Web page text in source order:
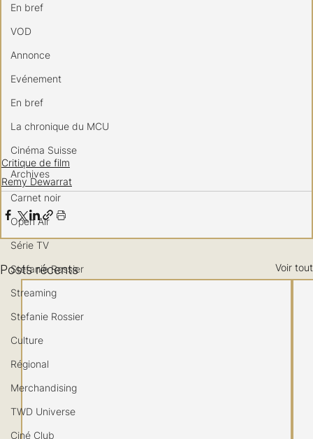
En bref
VOD
Annonce
Evénement
En bref
La chronique du MCU
Cinéma Suisse
Archives
Carnet noir
Open Air
Série TV
Stéfanie Rossier
Streaming
Stefanie Rossier
Culture
Régional
Merchandising
TWD Universe
Ciné Club
Critique de film
Remy Dewarrat
Posts récents Voir tout